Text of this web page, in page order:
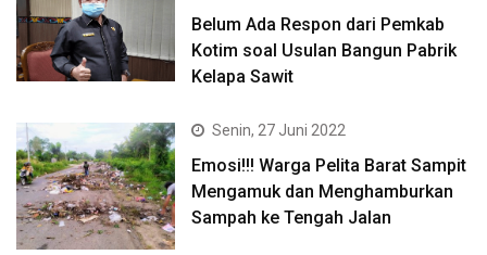
Belum Ada Respon dari Pemkab
Kotim soal Usulan Bangun Pabrik
Kelapa Sawit
Senin, 27 Juni 2022
Emosi!!! Warga Pelita Barat Sampit
Mengamuk dan Menghamburkan
Sampah ke Tengah Jalan